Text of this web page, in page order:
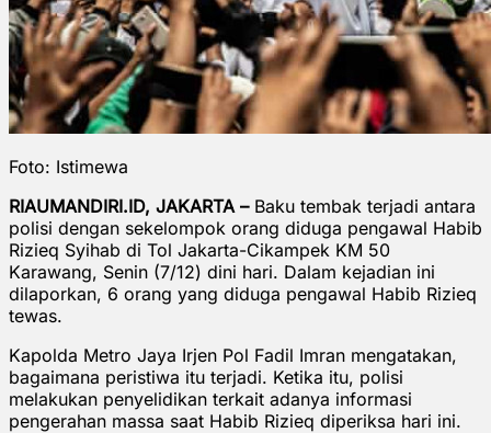
Foto: Istimewa
RIAUMANDIRI.ID, JAKARTA –Baku tembak terjadi antara
polisi dengan sekelompok orang diduga pengawal Habib
Rizieq Syihab di Tol Jakarta-Cikampek KM 50
Karawang, Senin (7/12) dini hari. Dalam kejadian ini
dilaporkan, 6 orang yang diduga pengawal Habib Rizieq
tewas.
Kapolda Metro Jaya Irjen Pol Fadil Imran mengatakan,
bagaimana peristiwa itu terjadi. Ketika itu, polisi
melakukan penyelidikan terkait adanya informasi
pengerahan massa saat Habib Rizieq diperiksa hari ini.